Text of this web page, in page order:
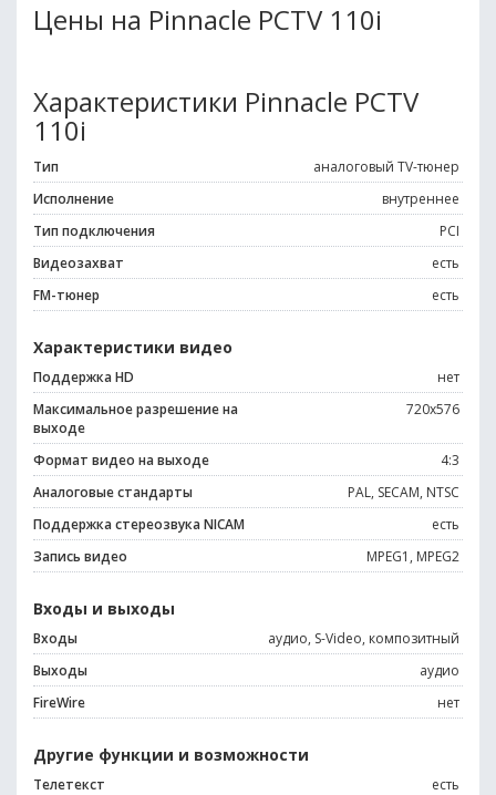
Цены на Pinnacle PCTV 110i
Характеристики Pinnacle PCTV
110i
Тип
аналоговый TV-тюнер
Исполнение
внутреннее
Тип подключения
PCI
Видеозахват
есть
FM-тюнер
есть
Характеристики видео
Поддержка HD
нет
Максимальное разрешение на
выходе
720х576
Формат видео на выходе
4:3
Аналоговые стандарты
PAL, SECAM, NTSC
Поддержка стереозвука NICAM
есть
Запись видео
MPEG1, MPEG2
Входы и выходы
Входы
аудио, S-Video, композитный
Выходы
аудио
FireWire
нет
Другие функции и возможности
Телетекст
есть